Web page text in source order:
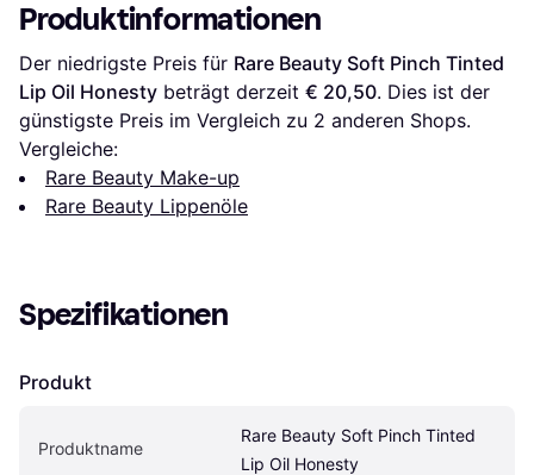
Produktinformationen
Der niedrigste Preis für Rare Beauty Soft Pinch Tinted
Lip Oil Honesty beträgt derzeit € 20,50. Dies ist der
günstigste Preis im Vergleich zu 2 anderen Shops.
Vergleiche:
Rare Beauty Make-up
Rare Beauty Lippenöle
Spezifikationen
Produkt
Produktname
Rare Beauty Soft Pinch Tinted
Lip Oil Honesty